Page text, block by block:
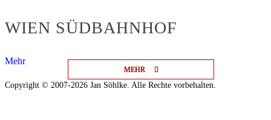
MEHR
MEHR
MEHR
WIEN SÜDBAHNHOF
Mehr
Copyright © 2007-2026 Jan Söhlke. Alle Rechte vorbehalten.